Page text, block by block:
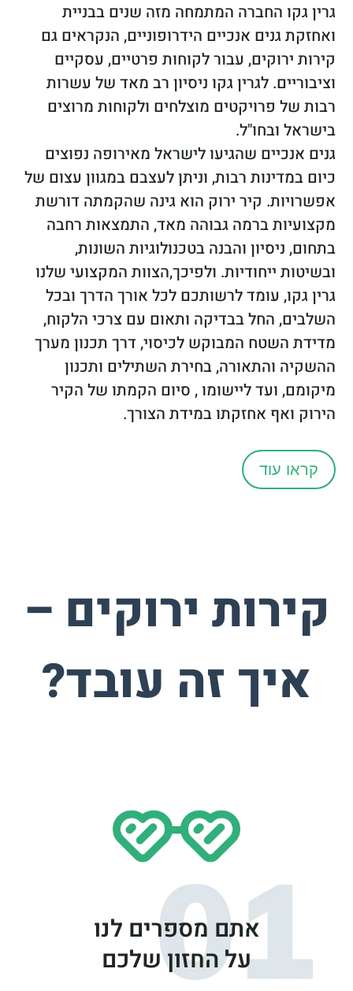
גרין גקו החברה המתמחה מזה שנים בבניית
ואחזקת גנים אנכיים הידרופוניים, הנקראים גם
קירות ירוקים, עבור לקוחות פרטיים, עסקיים
וציבוריים. לגרין גקו ניסיון רב מאד של עשרות
רבות של פרויקטים מוצלחים ולקוחות מרוצים
בישראל ובחו"ל.
גנים אנכיים שהגיעו לישראל מאירופה נפוצים
כיום במדינות רבות, וניתן לעצבם במגוון עצום של
אפשרויות. קיר ירוק הוא גינה שהקמתה דורשת
מקצועיות ברמה גבוהה מאד, התמצאות רחבה
בתחום, ניסיון והבנה בטכנולוגיות השונות,
ובשיטות ייחודיות. ולפיכך,הצוות המקצועי שלנו
גרין גקו, עומד לרשותכם לכל אורך הדרך ובכל
השלבים, החל בבדיקה ותאום עם צרכי הלקוח,
מדידת השטח המבוקש לכיסוי, דרך תכנון מערך
ההשקיה והתאורה, בחירת השתילים ותכנון
מיקומם, ועד ליישומו , סיום הקמתו של הקיר
הירוק ואף אחזקתו במידת הצורך.
קראו עוד
קירות ירוקים –
איך זה עובד?
אתם מספרים לנו
על החזון שלכם